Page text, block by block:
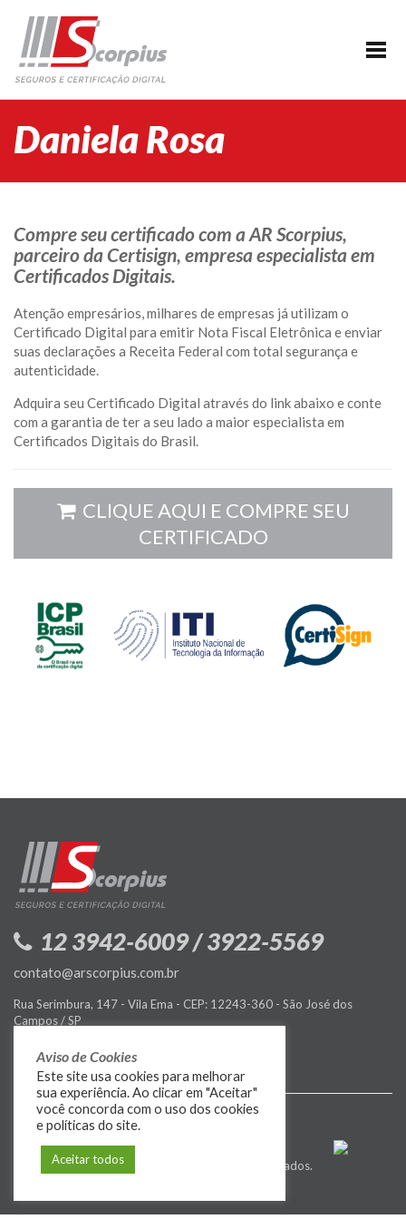
HOME
EMPRESA
AGENDAMENTO
SEGUROS
BLOG
SUPORTE/CONTATO
Daniela Rosa
Compre seu certificado com a AR Scorpius,
parceiro da Certisign, empresa especialista em
Certificados Digitais.
Atenção empresários, milhares de empresas já utilizam o
Certificado Digital para emitir Nota Fiscal Eletrônica e enviar
suas declarações a Receita Federal com total segurança e
autenticidade.
Adquira seu Certificado Digital através do link abaixo e conte
com a garantia de ter a seu lado a maior especialista em
Certificados Digitais do Brasil.
CLIQUE AQUI E COMPRE SEU
CERTIFICADO
12 3942-6009 / 3922-5569
contato@arscorpius.com.br
Rua Serimbura, 147 - Vila Ema - CEP: 12243-360 - São José dos
Campos / SP
Política de Privacidade
© 2009-2026 MIDIASIM . Todos os direitos reservados.
Aviso de Cookies
Este site usa cookies para melhorar
sua experiência. Ao clicar em "Aceitar"
você concorda com o uso dos cookies
e políticas do site.
Aceitar todos